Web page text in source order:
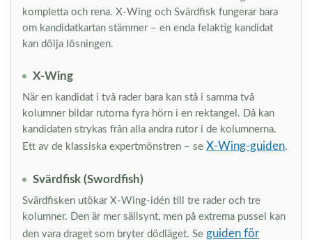
kompletta och rena. X-Wing och Svärdfisk fungerar bara
om kandidatkartan stämmer – en enda felaktig kandidat
kan dölja lösningen.
X-Wing
När en kandidat i två rader bara kan stå i samma två
kolumner bildar rutorna fyra hörn i en rektangel. Då kan
kandidaten strykas från alla andra rutor i de kolumnerna.
Ett av de klassiska expertmönstren – se X-Wing-guiden.
Svärdfisk (Swordfish)
Svärdfisken utökar X-Wing-idén till tre rader och tre
kolumner. Den är mer sällsynt, men på extrema pussel kan
den vara draget som bryter dödläget. Se guiden för